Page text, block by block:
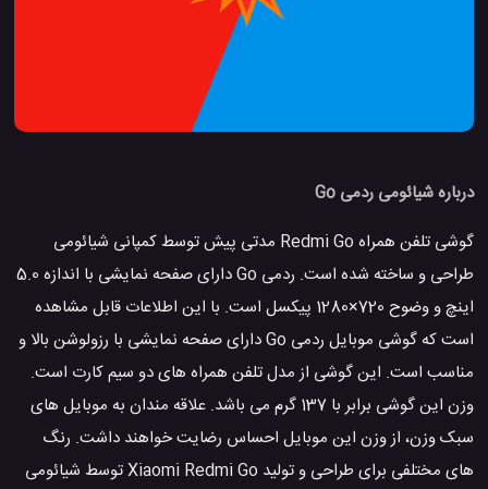
درباره شیائومی ردمی Go
گوشی تلفن همراه Redmi Go مدتی پیش توسط کمپانی شیائومی
طراحی و ساخته شده است. ردمی Go دارای صفحه نمایشی با اندازه 5.0
اینچ و وضوح 720×1280 پیکسل است. با این اطلاعات قابل مشاهده
است که گوشی موبایل ردمی Go دارای صفحه نمایشی با رزولوشن بالا و
مناسب است. این گوشی از مدل تلفن همراه های دو سیم کارت است.
وزن این گوشی برابر با 137 گرم می باشد. علاقه مندان به موبایل های
سبک وزن، از وزن این موبایل احساس رضایت خواهند داشت. رنگ
های مختلفی برای طراحی و تولید Xiaomi Redmi Go توسط شیائومی